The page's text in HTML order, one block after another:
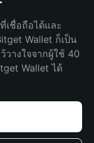
เชื่อถือได้และ
Wallet ก็เป็น
างใจจากผู้ใช้ 40
Wallet ได้